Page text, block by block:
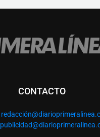
CONTACTO
redacció